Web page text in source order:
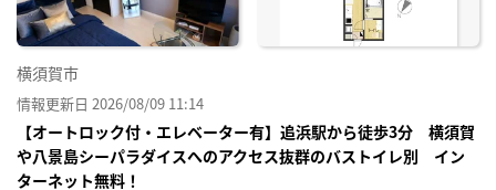
横須賀市
情報更新日 2026/08/09 11:14
【オートロック付・エレベーター有】追浜駅から徒歩3分 横須賀
や八景島シーパラダイスへのアクセス抜群のバストイレ別 イン
ターネット無料！